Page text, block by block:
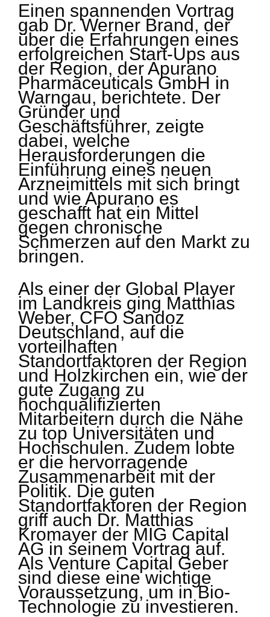
Einen spannenden Vortrag
gab Dr. Werner Brand, der
über die Erfahrungen eines
erfolgreichen Start-Ups aus
der Region, der Apurano
Pharmaceuticals GmbH in
Warngau, berichtete. Der
Gründer und
Geschäftsführer, zeigte
dabei, welche
Herausforderungen die
Einführung eines neuen
Arzneimittels mit sich bringt
und wie Apurano es
geschafft hat ein Mittel
gegen chronische
Schmerzen auf den Markt zu
bringen.
Als einer der Global Player
im Landkreis ging Matthias
Weber, CFO Sandoz
Deutschland, auf die
vorteilhaften
Standortfaktoren der Region
und Holzkirchen ein, wie der
gute Zugang zu
hochqualifizierten
Mitarbeitern durch die Nähe
zu top Universitäten und
Hochschulen. Zudem lobte
er die hervorragende
Zusammenarbeit mit der
Politik. Die guten
Standortfaktoren der Region
griff auch Dr. Matthias
Kromayer der MIG Capital
AG in seinem Vortrag auf.
Als Venture Capital Geber
sind diese eine wichtige
Voraussetzung, um in Bio-
Technologie zu investieren.